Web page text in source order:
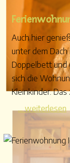
Auch hier
unter dem
Doppelbett
sich die
Kleinkinder.
... weiterlesen